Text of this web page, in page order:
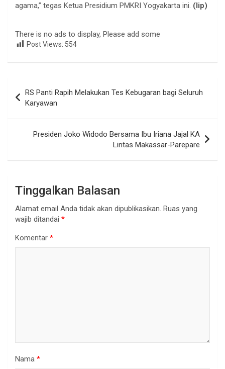
agama,” tegas Ketua Presidium PMKRI Yogyakarta ini. (lip)
There is no ads to display, Please add some
Post Views: 554
pos
RS Panti Rapih Melakukan Tes Kebugaran bagi Seluruh
Karyawan
Presiden Joko Widodo Bersama Ibu Iriana Jajal KA
Lintas Makassar-Parepare
Tinggalkan Balasan
Alamat email Anda tidak akan dipublikasikan. Ruas yang
wajib ditandai *
Komentar *
Nama *